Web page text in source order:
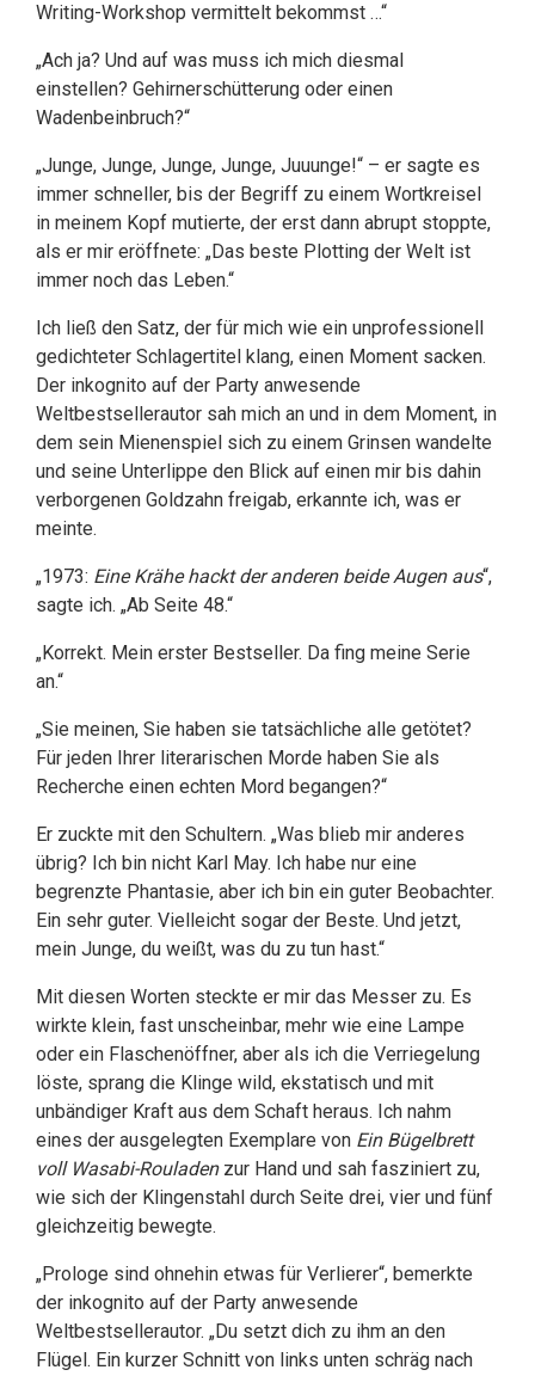
Writing-Workshop vermittelt bekommst …“
„Ach ja? Und auf was muss ich mich diesmal
einstellen? Gehirnerschütterung oder einen
Wadenbeinbruch?“
„Junge, Junge, Junge, Junge, Juuunge!“ – er sagte es
immer schneller, bis der Begriff zu einem Wortkreisel
in meinem Kopf mutierte, der erst dann abrupt stoppte,
als er mir eröffnete: „Das beste Plotting der Welt ist
immer noch das Leben.“
Ich ließ den Satz, der für mich wie ein unprofessionell
gedichteter Schlagertitel klang, einen Moment sacken.
Der inkognito auf der Party anwesende
Weltbestsellerautor sah mich an und in dem Moment, in
dem sein Mienenspiel sich zu einem Grinsen wandelte
und seine Unterlippe den Blick auf einen mir bis dahin
verborgenen Goldzahn freigab, erkannte ich, was er
meinte.
„1973: Eine Krähe hackt der anderen beide Augen aus“,
sagte ich. „Ab Seite 48.“
„Korrekt. Mein erster Bestseller. Da fing meine Serie
an.“
„Sie meinen, Sie haben sie tatsächliche alle getötet?
Für jeden Ihrer literarischen Morde haben Sie als
Recherche einen echten Mord begangen?“
Er zuckte mit den Schultern. „Was blieb mir anderes
übrig? Ich bin nicht Karl May. Ich habe nur eine
begrenzte Phantasie, aber ich bin ein guter Beobachter.
Ein sehr guter. Vielleicht sogar der Beste. Und jetzt,
mein Junge, du weißt, was du zu tun hast.“
Mit diesen Worten steckte er mir das Messer zu. Es
wirkte klein, fast unscheinbar, mehr wie eine Lampe
oder ein Flaschenöffner, aber als ich die Verriegelung
löste, sprang die Klinge wild, ekstatisch und mit
unbändiger Kraft aus dem Schaft heraus. Ich nahm
eines der ausgelegten Exemplare von Ein Bügelbrett
voll Wasabi-Rouladen zur Hand und sah fasziniert zu,
wie sich der Klingenstahl durch Seite drei, vier und fünf
gleichzeitig bewegte.
„Prologe sind ohnehin etwas für Verlierer“, bemerkte
der inkognito auf der Party anwesende
Weltbestsellerautor. „Du setzt dich zu ihm an den
Flügel. Ein kurzer Schnitt von links unten schräg nach